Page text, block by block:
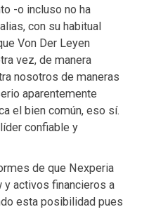
-o incluso no ha
con su habitual
Von Der Leyen
vez, de manera
nosotros de maneras
aparentemente
el bien común, eso sí.
confiable y
de que Nexperia
y activos financieros a
esta posibilidad pues